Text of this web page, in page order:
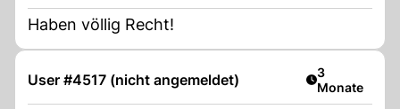
Haben völlig Recht!
User #4517 (nicht angemeldet) Artikel
3
Monate